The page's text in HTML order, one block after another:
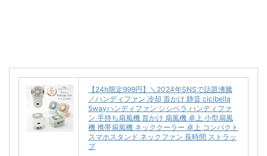
【24h限定999円】＼2024年SNSで話題沸騰
／ハンディファン 冷却 首かけ 静音 cicibella
5wayハンディファン シシベラ ハンディファ
ン 手持ち扇風機 首かけ 扇風機 卓上 小型扇風
機 携帯扇風機 ネッククーラー 卓上 コンパクト
スマホスタンド ネックファン 長時間 ストラッ
プ